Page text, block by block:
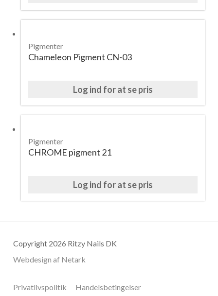
Pigmenter
Chameleon Pigment CN-03
Log ind for at se pris
Pigmenter
CHROME pigment 21
Log ind for at se pris
Copyright 2026 Ritzy Nails DK
Webdesign af Netark
Privatlivspolitik Handelsbetingelser